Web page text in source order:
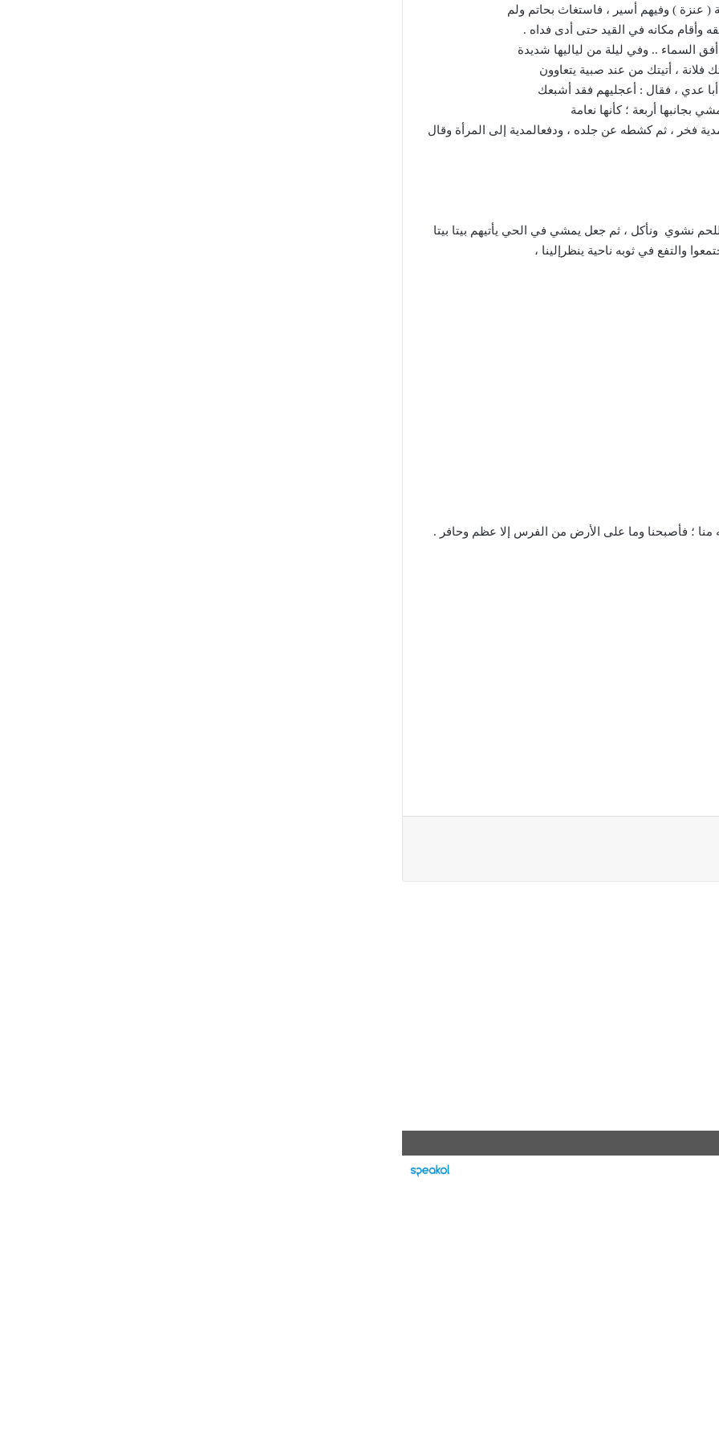
عنزة ) وفيهم أسير ، فاستغاث بحاتم ولم
وأقام مكانه في القيد حتى أدى فداه .
السماء .. وفي ليلة من لياليها شديدة
فلانة ، أتيتك من عند صبية يتعاوون
أبا عدي ، فقال : أعجليهم فقد أشبعك
بجانبها أربعة ؛ كأنها نعامة
فخر ، ثم كشطه عن جلده ، ودفعالمدية إلى المرأة وقال
نشوي ونأكل ، ثم جعل يمشي في الحي يأتيهم بيتا بيتا
والتفع في ثوبه ناحية ينظرإلينا ،
منا ؛ فأصبحنا وما على الأرض من الفرس إلا عظم وحافر .